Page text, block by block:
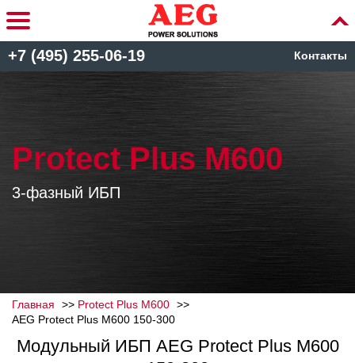
+7 (495) 255-06-19 Контакты
Protect Plus M600
3-фазный ИБП
Главная
Protect Plus M600
AEG Protect Plus M600 150-300
Модульный ИБП AEG Protect Plus M600